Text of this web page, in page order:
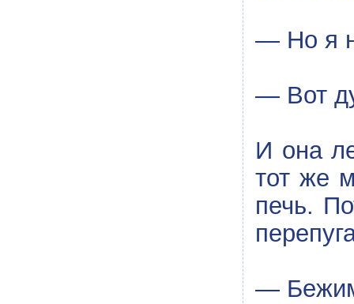
— Но я
— Вот
И она
тот же
печь.
—